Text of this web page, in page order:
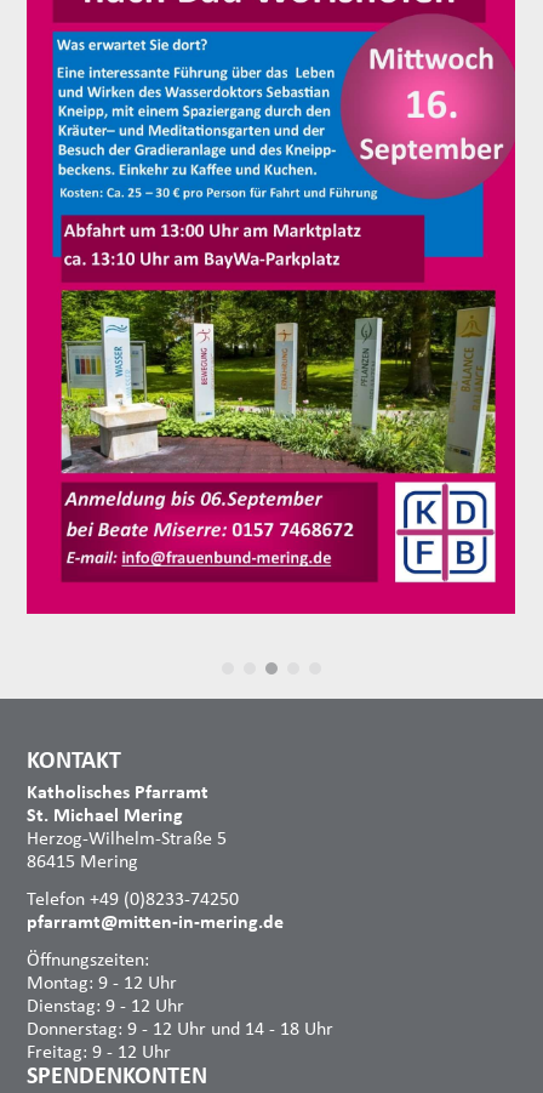
KONTAKT
Katholisches Pfarramt
St. Michael Mering
Herzog-Wilhelm-Straße 5
86415 Mering
Telefon +49 (0)8233-74250
pfarramt@mitten-in-mering.de
Öffnungszeiten:
Montag: 9 - 12 Uhr
Dienstag: 9 - 12 Uhr
Donnerstag: 9 - 12 Uhr und 14 - 18 Uhr
Freitag: 9 - 12 Uhr
SPENDENKONTEN